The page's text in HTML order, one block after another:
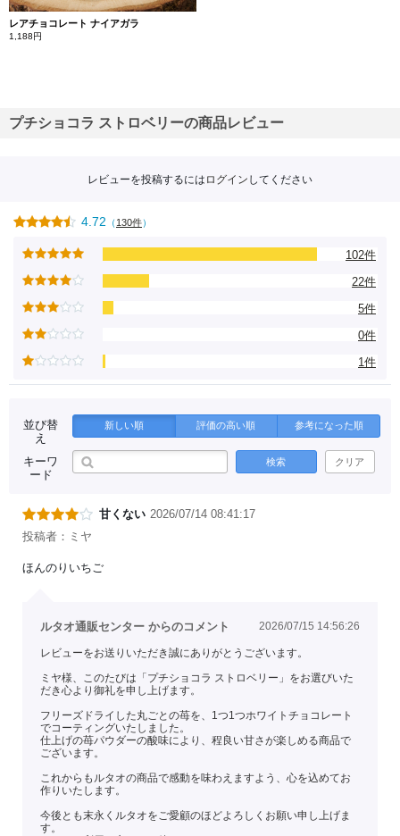
レアチョコレート ナイアガラ
1,188円
プチショコラ ストロベリーの商品レビュー
レビューを投稿するには ログイン してください
4.72 （130件）
102件
22件
5件
0件
1件
並び替
え
新しい順 評価の高い順 参考になった順
キーワ
ード
検索 クリア
甘くない 2026/07/14 08:41:17
投稿者：ミヤ
ほんのりいちご
ルタオ通販センター からのコメント 2026/07/15 14:56:26
レビューをお送りいただき誠にありがとうございます。
ミヤ様、このたびは「プチショコラ ストロベリー」をお選びいた
だき心より御礼を申し上げます。
フリーズドライした丸ごとの苺を、1つ1つホワイトチョコレート
でコーティングいたしました。
仕上げの苺パウダーの酸味により、程良い甘さが楽しめる商品で
ございます。
これからもルタオの商品で感動を味わえますよう、心を込めてお
作りいたします。
今後とも末永くルタオをご愛顧のほどよろしくお願い申し上げま
す。